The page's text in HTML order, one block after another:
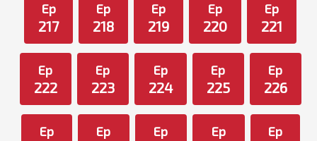
Ep
217
Ep
218
Ep
219
Ep
220
Ep
221
Ep
222
Ep
223
Ep
224
Ep
225
Ep
226
Ep Ep Ep Ep Ep